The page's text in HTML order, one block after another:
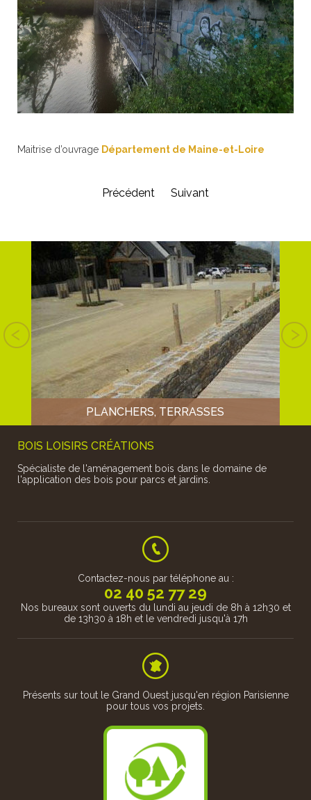
Maitrise d’ouvrage Département de Maine-et-Loire
Précédent Suivant
PLANCHERS, TERRASSES
En pin traité classe 4 ou en feuillu de pays (chêne, robinier ou
BOIS LOISIRS CRÉATIONS
Spécialiste de l'aménagement bois dans le domaine de
l'application des bois pour parcs et jardins.
Contactez-nous par téléphone au :
02 40 52 77 29
Nos bureaux sont ouverts du lundi au jeudi de 8h à 12h30 et
de 13h30 à 18h et le vendredi jusqu'à 17h
Présents sur tout le Grand Ouest jusqu'en région Parisienne
pour tous vos projets.